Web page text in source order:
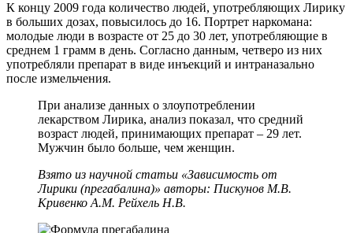
К концу 2009 года количество людей, употребляющих Лирику
в больших дозах, повысилось до 16. Портрет наркомана:
молодые люди в возрасте от 25 до 30 лет, употребляющие в
среднем 1 грамм в день. Согласно данным, четверо из них
употребляли препарат в виде инъекций и интраназально
после измельчения.
При анализе данных о злоупотреблении
лекарством Лирика, анализ показал, что средний
возраст людей, принимающих препарат – 29 лет.
Мужчин было больше, чем женщин.
Взято из научной статьи «Зависимость от
Лирики (прегабалина)» авторы: Пискунов М.В.
Кривенко А.М. Рейхель Н.В.